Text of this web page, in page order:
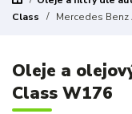
Class
Mercedes Benz
Oleje a
Class W176